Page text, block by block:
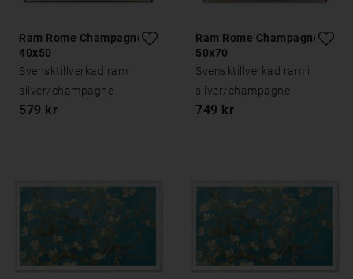
Ram Rome Champagne
40x50
Svensktillverkad ram i
silver/champagne
579 kr
Ram Rome Champagne
50x70
Svensktillverkad ram i
silver/champagne
749 kr